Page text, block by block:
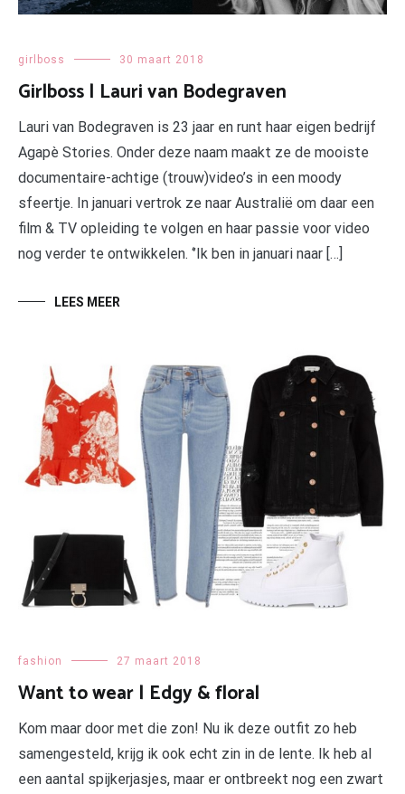
girlboss 30 maart 2018
Girlboss | Lauri van Bodegraven
Lauri van Bodegraven is 23 jaar en runt haar eigen bedrijf
Agapè Stories. Onder deze naam maakt ze de mooiste
documentaire-achtige (trouw)video’s in een moody
sfeertje. In januari vertrok ze naar Australië om daar een
film & TV opleiding te volgen en haar passie voor video
nog verder te ontwikkelen. ‘’Ik ben in januari naar […]
LEES MEER
fashion 27 maart 2018
Want to wear | Edgy & floral
Kom maar door met die zon! Nu ik deze outfit zo heb
samengesteld, krijg ik ook echt zin in de lente. Ik heb al
een aantal spijkerjasjes, maar er ontbreekt nog een zwart